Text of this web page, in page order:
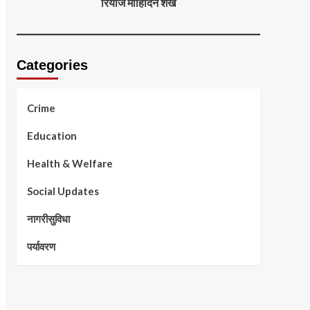
Categories
Crime
Education
Health & Welfare
Social Updates
नागरीसुविधा
पर्यावरण